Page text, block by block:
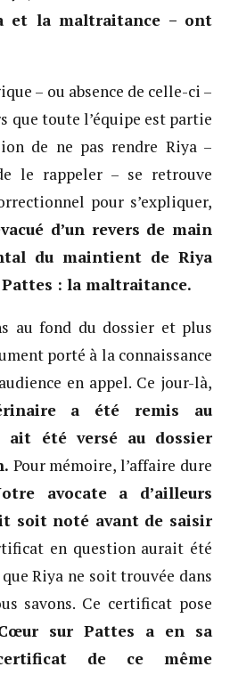
et la maltraitance – ont
– ou absence de celle-ci –
que toute l’équipe est partie
de ne pas rendre Riya –
le rappeler – se retrouve
pour s’expliquer,
d’un revers de main
du maintient de Riya
: la maltraitance.
au fond du dossier et plus
porté à la connaissance
en appel. Ce jour-là,
a été remis au
ait été versé au dossier
Pour mémoire, l’affaire dure
avocate a d’ailleurs
soit noté avant de saisir
en question aurait été
Riya ne soit trouvée dans
savons. Ce certificat pose
sur Pattes a en sa
de ce même